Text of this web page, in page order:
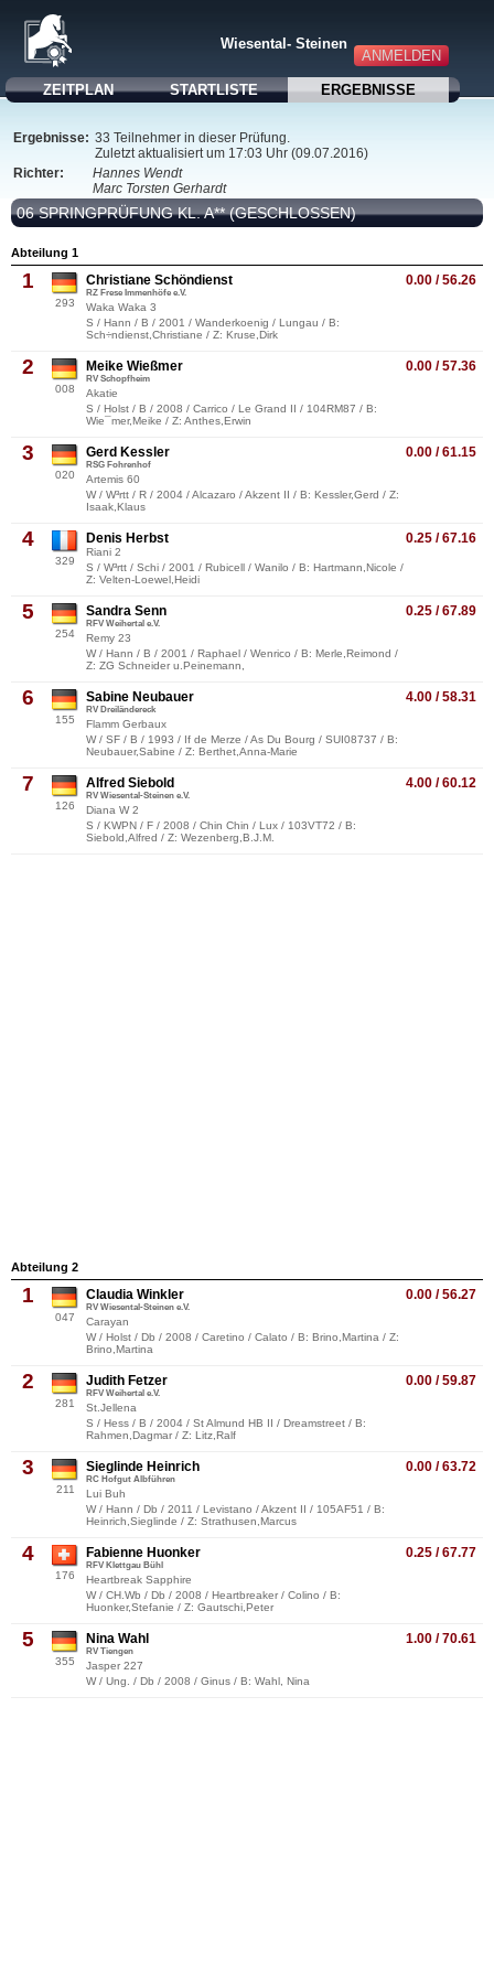
ANMELDEN
Wiesental- Steinen
ZEITPLAN STARTLISTE ERGEBNISSE
Ergebnisse: 33 Teilnehmer in dieser Prüfung.
Zuletzt aktualisiert um 17:03 Uhr (09.07.2016)
Richter:
Hannes Wendt
Marc Torsten Gerhardt
06 SPRINGPRÜFUNG KL. A** (GESCHLOSSEN)
Abteilung 1
1
293
0.00 / 56.26
Christiane Schöndienst
RZ Frese Immenhöfe e.V.
Waka Waka 3
S / Hann / B / 2001 / Wanderkoenig / Lungau / B:
Sch÷ndienst,Christiane / Z: Kruse,Dirk
2
008
0.00 / 57.36
Meike Wießmer
RV Schopfheim
Akatie
S / Holst / B / 2008 / Carrico / Le Grand II / 104RM87 / B:
Wie¯mer,Meike / Z: Anthes,Erwin
3
020
0.00 / 61.15
Gerd Kessler
RSG Fohrenhof
Artemis 60
W / W³rtt / R / 2004 / Alcazaro / Akzent II / B: Kessler,Gerd / Z:
Isaak,Klaus
4
329
0.25 / 67.16
Denis Herbst
Riani 2
S / W³rtt / Schi / 2001 / Rubicell / Wanilo / B: Hartmann,Nicole /
Z: Velten-Loewel,Heidi
5
254
0.25 / 67.89
Sandra Senn
RFV Weihertal e.V.
Remy 23
W / Hann / B / 2001 / Raphael / Wenrico / B: Merle,Reimond /
Z: ZG Schneider u.Peinemann,
6
155
4.00 / 58.31
Sabine Neubauer
RV Dreiländereck
Flamm Gerbaux
W / SF / B / 1993 / If de Merze / As Du Bourg / SUI08737 / B:
Neubauer,Sabine / Z: Berthet,Anna-Marie
7
126
4.00 / 60.12
Alfred Siebold
RV Wiesental-Steinen e.V.
Diana W 2
S / KWPN / F / 2008 / Chin Chin / Lux / 103VT72 / B:
Siebold,Alfred / Z: Wezenberg,B.J.M.
Abteilung 2
1
047
0.00 / 56.27
Claudia Winkler
RV Wiesental-Steinen e.V.
Carayan
W / Holst / Db / 2008 / Caretino / Calato / B: Brino,Martina / Z:
Brino,Martina
2
281
0.00 / 59.87
Judith Fetzer
RFV Weihertal e.V.
St.Jellena
S / Hess / B / 2004 / St Almund HB II / Dreamstreet / B:
Rahmen,Dagmar / Z: Litz,Ralf
3
211
0.00 / 63.72
Sieglinde Heinrich
RC Hofgut Albführen
Lui Buh
W / Hann / Db / 2011 / Levistano / Akzent II / 105AF51 / B:
Heinrich,Sieglinde / Z: Strathusen,Marcus
4
176
0.25 / 67.77
Fabienne Huonker
RFV Klettgau Bühl
Heartbreak Sapphire
W / CH.Wb / Db / 2008 / Heartbreaker / Colino / B:
Huonker,Stefanie / Z: Gautschi,Peter
5
355
1.00 / 70.61
Nina Wahl
RV Tiengen
Jasper 227
W / Ung. / Db / 2008 / Ginus / B: Wahl, Nina